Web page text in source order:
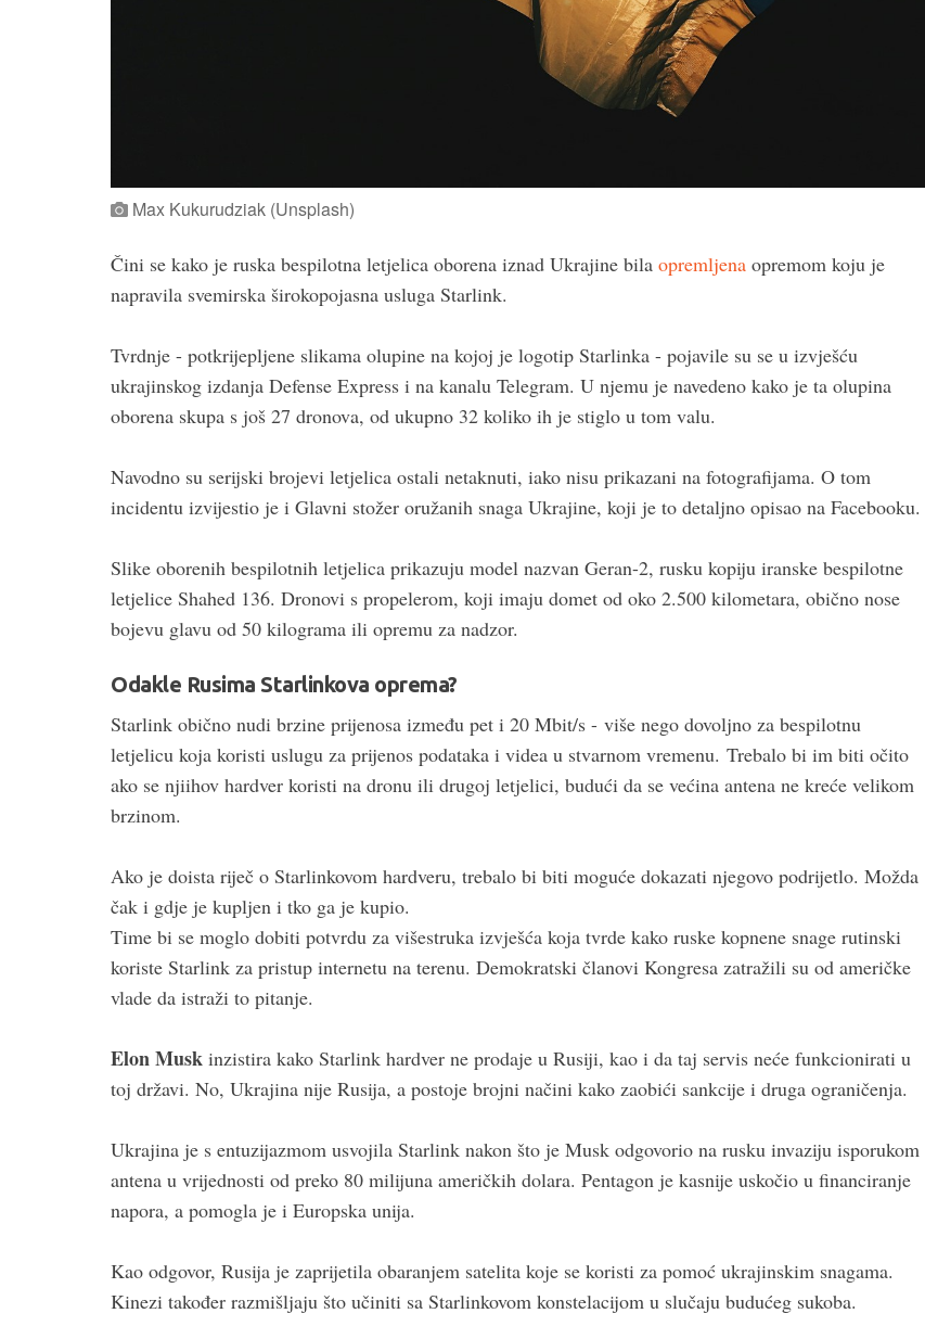
Max Kukurudziak (Unsplash)
Čini se kako je ruska bespilotna letjelica oborena iznad Ukrajine bila opremljena opremom koju je
napravila svemirska širokopojasna usluga Starlink.
Tvrdnje - potkrijepljene slikama olupine na kojoj je logotip Starlinka - pojavile su se u izvješću
ukrajinskog izdanja Defense Express i na kanalu Telegram. U njemu je navedeno kako je ta olupina
oborena skupa s još 27 dronova, od ukupno 32 koliko ih je stiglo u tom valu.
Navodno su serijski brojevi letjelica ostali netaknuti, iako nisu prikazani na fotografijama. O tom
incidentu izvijestio je i Glavni stožer oružanih snaga Ukrajine, koji je to detaljno opisao na Facebooku.
Slike oborenih bespilotnih letjelica prikazuju model nazvan Geran-2, rusku kopiju iranske bespilotne
letjelice Shahed 136. Dronovi s propelerom, koji imaju domet od oko 2.500 kilometara, obično nose
bojevu glavu od 50 kilograma ili opremu za nadzor.
Odakle Rusima Starlinkova oprema?
Starlink obično nudi brzine prijenosa između pet i 20 Mbit/s - više nego dovoljno za bespilotnu
letjelicu koja koristi uslugu za prijenos podataka i videa u stvarnom vremenu. Trebalo bi im biti očito
ako se njiihov hardver koristi na dronu ili drugoj letjelici, budući da se većina antena ne kreće velikom
brzinom.
Ako je doista riječ o Starlinkovom hardveru, trebalo bi biti moguće dokazati njegovo podrijetlo. Možda
čak i gdje je kupljen i tko ga je kupio.
Time bi se moglo dobiti potvrdu za višestruka izvješća koja tvrde kako ruske kopnene snage rutinski
koriste Starlink za pristup internetu na terenu. Demokratski članovi Kongresa zatražili su od američke
vlade da istraži to pitanje.
Elon Musk inzistira kako Starlink hardver ne prodaje u Rusiji, kao i da taj servis neće funkcionirati u
toj državi. No, Ukrajina nije Rusija, a postoje brojni načini kako zaobići sankcije i druga ograničenja.
Ukrajina je s entuzijazmom usvojila Starlink nakon što je Musk odgovorio na rusku invaziju isporukom
antena u vrijednosti od preko 80 milijuna američkih dolara. Pentagon je kasnije uskočio u financiranje
napora, a pomogla je i Europska unija.
Kao odgovor, Rusija je zaprijetila obaranjem satelita koje se koristi za pomoć ukrajinskim snagama.
Kinezi također razmišljaju što učiniti sa Starlinkovom konstelacijom u slučaju budućeg sukoba.